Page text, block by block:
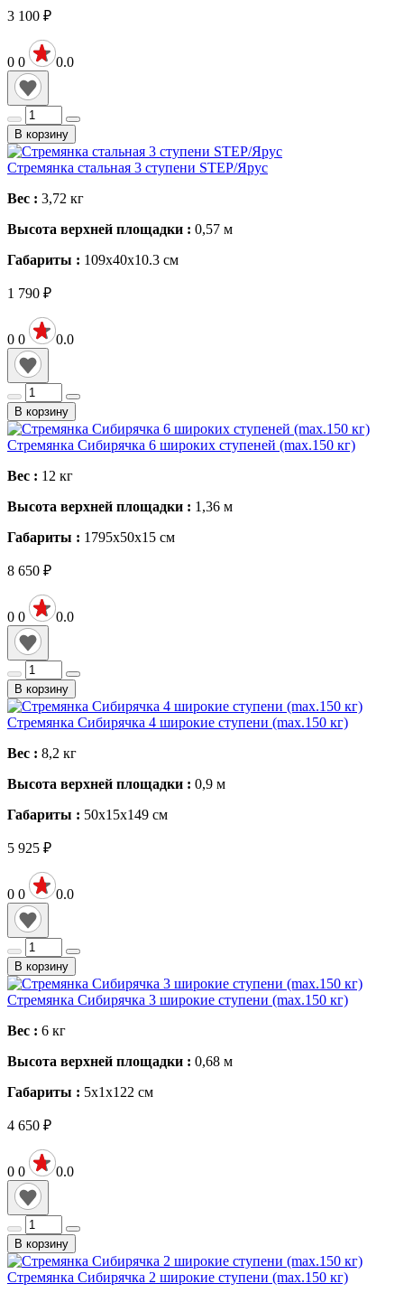
3 100 ₽
0 0 0.0
В корзину
Стремянка стальная 3 ступени STEP/Ярус
Вес : 3,72 кг
Высота верхней площадки : 0,57 м
Габариты : 109x40x10.3 см
1 790 ₽
0 0 0.0
В корзину
Стремянка Сибирячка 6 широких ступеней (max.150 кг)
Вес : 12 кг
Высота верхней площадки : 1,36 м
Габариты : 1795х50х15 см
8 650 ₽
0 0 0.0
В корзину
Стремянка Сибирячка 4 широкие ступени (max.150 кг)
Вес : 8,2 кг
Высота верхней площадки : 0,9 м
Габариты : 50x15x149 см
5 925 ₽
0 0 0.0
В корзину
Стремянка Сибирячка 3 широкие ступени (max.150 кг)
Вес : 6 кг
Высота верхней площадки : 0,68 м
Габариты : 5х1х122 см
4 650 ₽
0 0 0.0
В корзину
Стремянка Сибирячка 2 широкие ступени (max.150 кг)